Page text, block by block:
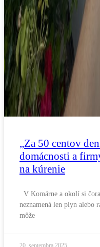
„Za 50 centov
domácnosti a
na kúrenie
V Komárne a okolí si
neznamená len plyn alebo
môže
20. septembra 2025